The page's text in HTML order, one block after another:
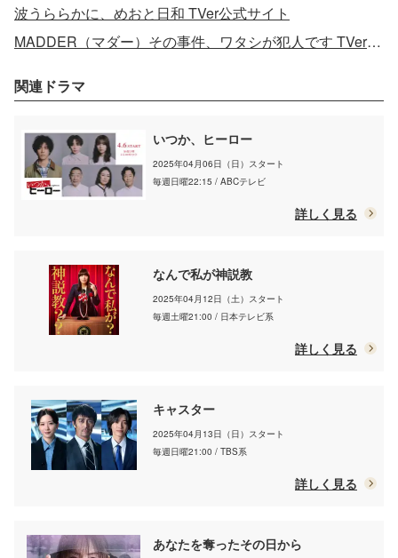
波うららかに、めおと日和 TVer公式サイト
MADDER（マダー）その事件、ワタシが犯人です TVer公式サイト
関連ドラマ
いつか、ヒーロー
2025年04月06日（日）スタート
毎週日曜22:15 / ABCテレビ
詳しく見る
なんで私が神説教
2025年04月12日（土）スタート
毎週土曜21:00 / 日本テレビ系
詳しく見る
キャスター
2025年04月13日（日）スタート
毎週日曜21:00 / TBS系
詳しく見る
あなたを奪ったその日から